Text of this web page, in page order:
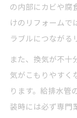
の内部にカビや腐
けのリフォームで
ラブルにつながる
また、換気が不十
気がこもりやすく
ります。給排水管
装時には必ず専門